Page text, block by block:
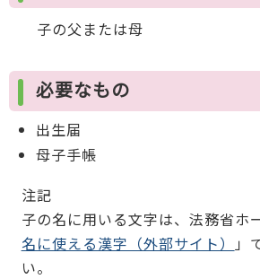
子の父または母
必要なもの
出生届
母子手帳
注記
子の名に用いる文字は、法務省ホ
名に使える漢字（外部サイト）
」
い。